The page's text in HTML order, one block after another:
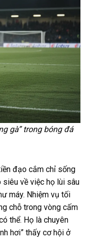
gà” trong bóng đá
đạo cắm chỉ sống
về việc họ lùi sâu
máy. Nhiệm vụ tối
chỗ trong vòng cấm
thể. Họ là chuyên
hơi” thấy cơ hội ở